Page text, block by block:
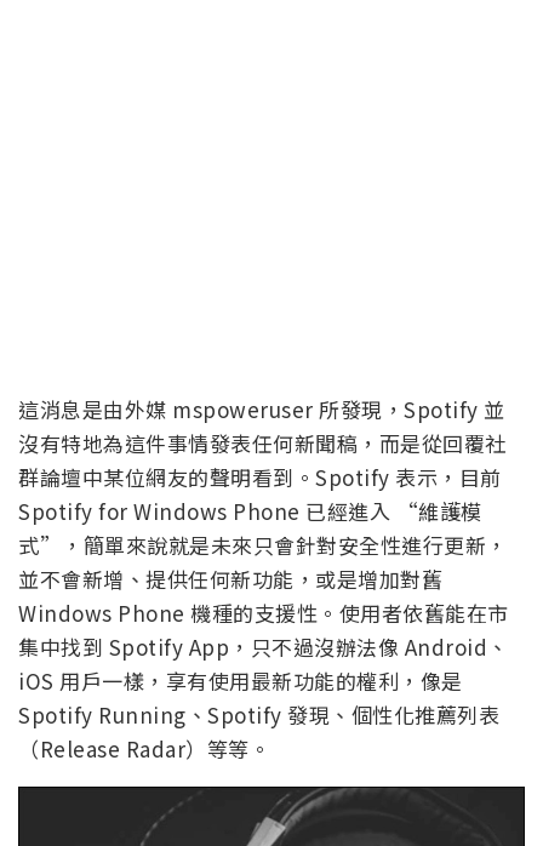
這消息是由外媒 mspoweruser 所發現，Spotify 並
沒有特地為這件事情發表任何新聞稿，而是從回覆社
群論壇中某位網友的聲明看到。Spotify 表示，目前
Spotify for Windows Phone 已經進入 “維護模
式”，簡單來說就是未來只會針對安全性進行更新，
並不會新增、提供任何新功能，或是增加對舊
Windows Phone 機種的支援性。使用者依舊能在市
集中找到 Spotify App，只不過沒辦法像 Android、
iOS 用戶一樣，享有使用最新功能的權利，像是
Spotify Running、Spotify 發現、個性化推薦列表
（Release Radar）等等。